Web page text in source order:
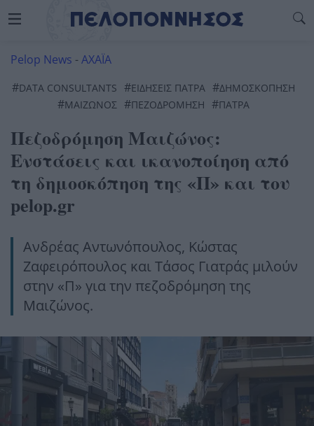
Pelop News -ΑΧΑΪΑ
#DATA CONSULTANTS #ΕΙΔΗΣΕΙΣ ΠΑΤΡΑ #ΔΗΜΟΣΚΟΠΗΣΗ
#ΜΑΙΖΏΝΟΣ #ΠΕΖΟΔΡΌΜΗΣΗ #ΠΆΤΡΑ
Πεζοδρόμηση Μαιζώνος:
Ενστάσεις και ικανοποίηση από
τη δημοσκόπηση της «Π» και του
pelop.gr
Ανδρέας Αντωνόπουλος, Κώστας
Ζαφειρόπουλος και Τάσος Γιατράς μιλούν
στην «Π» για την πεζοδρόμηση της
Μαιζώνος.